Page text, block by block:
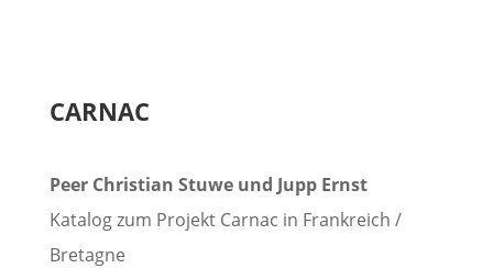
CARNAC
Peer Christian Stuwe und Jupp Ernst
Katalog zum Projekt Carnac in Frankreich /
Bretagne